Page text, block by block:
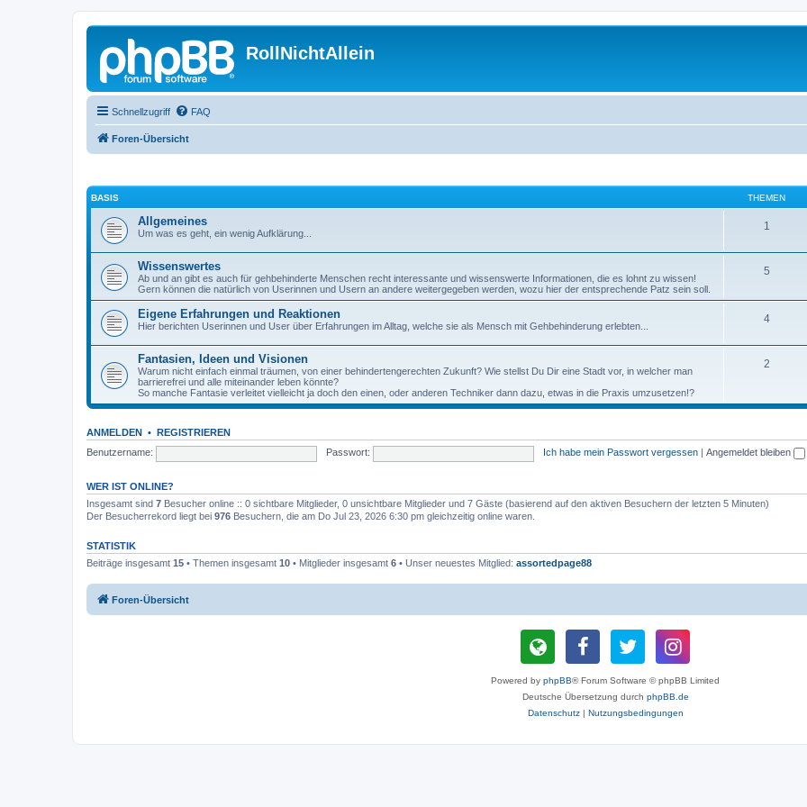
RollNichtAllein
Schnellzugriff FAQ
Foren-Übersicht
BASIS THEMEN
Allgemeines
Um was es geht, ein wenig Aufklärung...
1
Wissenswertes
Ab und an gibt es auch für gehbehinderte Menschen recht interessante und wissenswerte Informationen, die es lohnt zu wissen!
Gern können die natürlich von Userinnen und Usern an andere weitergegeben werden, wozu hier der entsprechende Patz sein soll.
5
Eigene Erfahrungen und Reaktionen
Hier berichten Userinnen und User über Erfahrungen im Alltag, welche sie als Mensch mit Gehbehinderung erlebten...
4
Fantasien, Ideen und Visionen
Warum nicht einfach einmal träumen, von einer behindertengerechten Zukunft? Wie stellst Du Dir eine Stadt vor, in welcher man
barrierefrei und alle miteinander leben könnte?
So manche Fantasie verleitet vielleicht ja doch den einen, oder anderen Techniker dann dazu, etwas in die Praxis umzusetzen!?
2
ANMELDEN • REGISTRIEREN
Benutzername:
Passwort: Ich habe mein Passwort vergessen Angemeldet bleiben
WER IST ONLINE?
Insgesamt sind 7 Besucher online :: 0 sichtbare Mitglieder, 0 unsichtbare Mitglieder und 7 Gäste (basierend auf den aktiven Besuchern der letzten 5 Minuten)
Der Besucherrekord liegt bei 976 Besuchern, die am Do Jul 23, 2026 6:30 pm gleichzeitig online waren.
STATISTIK
Beiträge insgesamt 15 • Themen insgesamt 10 • Mitglieder insgesamt 6 • Unser neuestes Mitglied: assortedpage88
Foren-Übersicht
Powered by phpBB® Forum Software © phpBB Limited
Deutsche Übersetzung durch phpBB.de
Datenschutz| Nutzungsbedingungen